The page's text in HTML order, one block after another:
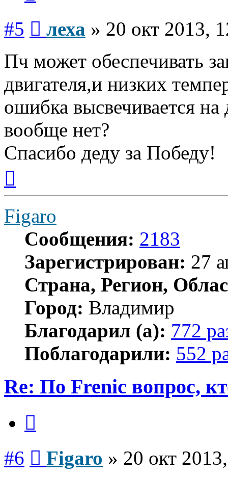
#5 леха » 20 окт 2013,
Пч может обеспечивать
двигателя,и низких
ошибка высвечивается
вообще нет?
Спасибо деду за Победу!
началу
Figaro
Сообщения: 2183
Зарегистрирован: 27
Страна, Регион,
Город: Владимир
Благодарил (а): 772
Поблагодарили: 552
Re: По Frenic вопрос,
#6 Figaro » 20 окт